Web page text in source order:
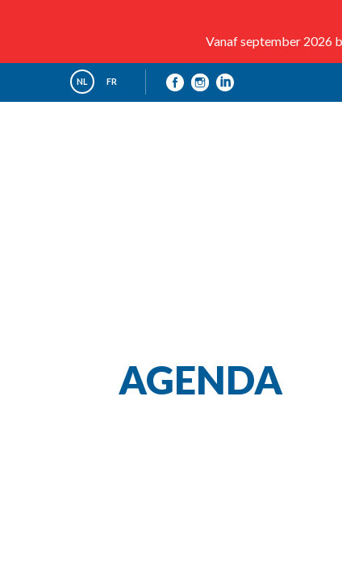
Vanaf september 2026
NL FR
AGENDA